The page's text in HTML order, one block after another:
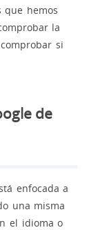
que hemos
la
si
de
enfocada a
una misma
el idioma o